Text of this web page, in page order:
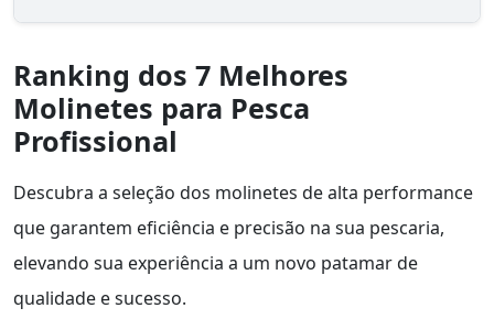
Ranking dos 7 Melhores
Molinetes para Pesca
Profissional
Descubra a seleção dos molinetes de alta performance
que garantem eficiência e precisão na sua pescaria,
elevando sua experiência a um novo patamar de
qualidade e sucesso.